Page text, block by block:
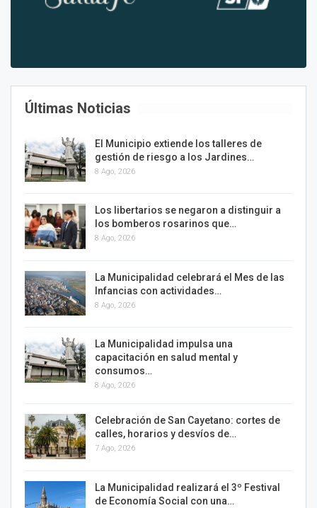
Últimas Noticias
El Municipio extiende los talleres de
gestión de riesgo a los Jardines…
8 Ago, 2026
Los libertarios se negaron a distinguir a
los bomberos rosarinos que…
8 Ago, 2026
La Municipalidad celebrará el Mes de las
Infancias con actividades…
8 Ago, 2026
La Municipalidad impulsa una
capacitación en salud mental y
consumos…
8 Ago, 2026
Celebración de San Cayetano: cortes de
calles, horarios y desvíos de…
7 Ago, 2026
La Municipalidad realizará el 3º Festival
de Economía Social con una…